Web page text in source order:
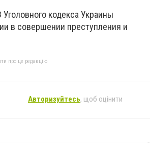
кодекса Украины
в совершении преступления и
про це редакцію
Авторизуйтесь, щоб оцінити